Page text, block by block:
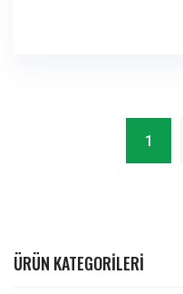
1
ÜRÜN KATEGORILERI